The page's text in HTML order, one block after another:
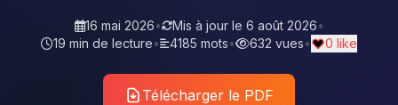
16 mai 2026• Mis à jour le 6 août 2026•
19 min de lecture• 4185 mots• 632 vues• 0 like
Télécharger le PDF